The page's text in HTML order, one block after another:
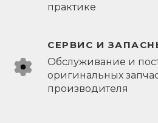
практике
СЕРВИС И
Обслуживание и
оригинальных
производителя